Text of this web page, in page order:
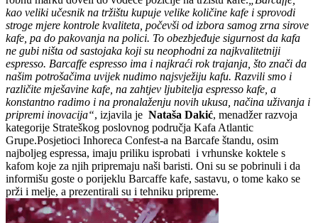
kao veliki učesnik na tržištu kupuje velike količine kafe i sprovodi
stroge mjere kontrole kvaliteta, počevši od izbora samog zrna sirove
kafe, pa do pakovanja na polici. To obezbjeđuje sigurnost da kafa
ne gubi ništa od sastojaka koji su neophodni za najkvalitetniji
espresso. Barcaffe espresso ima i najkraći rok trajanja, što znači da
našim potrošačima uvijek nudimo najsvježiju kafu. Razvili smo i
različite mješavine kafe, na zahtjev ljubitelja espresso kafe, a
konstantno radimo i na pronalaženju novih ukusa, načina uživanja i
pripremi inovacija“, izjavila je Nataša Dakić, menadžer razvoja
kategorije Strateškog poslovnog područja Kafa Atlantic
Grupe.Posjetioci Inhoreca Confest-a na Barcafe štandu, osim
najboljeg espressa, imaju priliku isprobati i vrhunske koktele s
kafom koje za njih pripremaju naši baristi. Oni su se pobrinuli i da
informišu goste o porijeklu Barcaffe kafe, sastavu, o tome kako se
prži i melje, a prezentirali su i tehniku pripreme.